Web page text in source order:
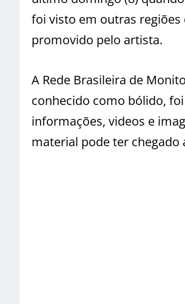
foi visto em outras
promovido pelo artista.
A Rede Brasileira de
conhecido como bólido,
informações, videos e
material pode ter chegado